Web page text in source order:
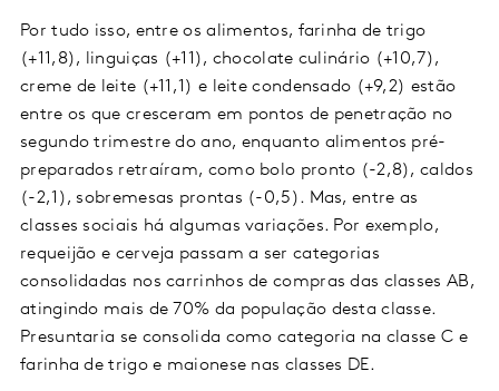
Por tudo isso, entre os alimentos, farinha de trigo
(+11,8), linguiças (+11), chocolate culinário (+10,7),
creme de leite (+11,1) e leite condensado (+9,2) estão
entre os que cresceram em pontos de penetração no
segundo trimestre do ano, enquanto alimentos pré-
preparados retraíram, como bolo pronto (-2,8), caldos
(-2,1), sobremesas prontas (-0,5). Mas, entre as
classes sociais há algumas variações. Por exemplo,
requeijão e cerveja passam a ser categorias
consolidadas nos carrinhos de compras das classes AB,
atingindo mais de 70% da população desta classe.
Presuntaria se consolida como categoria na classe C e
farinha de trigo e maionese nas classes DE.